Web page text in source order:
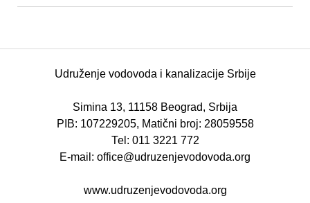
Udruženje vodovoda i kanalizacije Srbije
Simina 13, 11158 Beograd, Srbija
PIB: 107229205, Matični broj: 28059558
Теl: 011 3221 772
E-mail: office@udruzenjevodovoda.org
www.udruzenjevodovoda.org